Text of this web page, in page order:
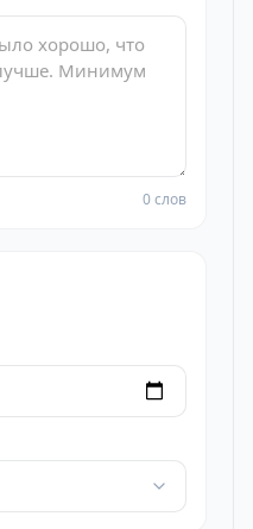
0 слов